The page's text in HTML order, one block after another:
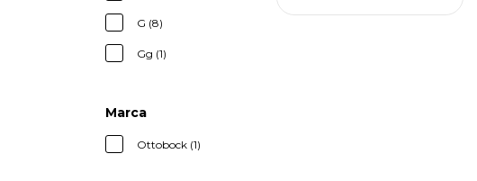
G (8)
Gg (1)
Marca
Ottobock (1)